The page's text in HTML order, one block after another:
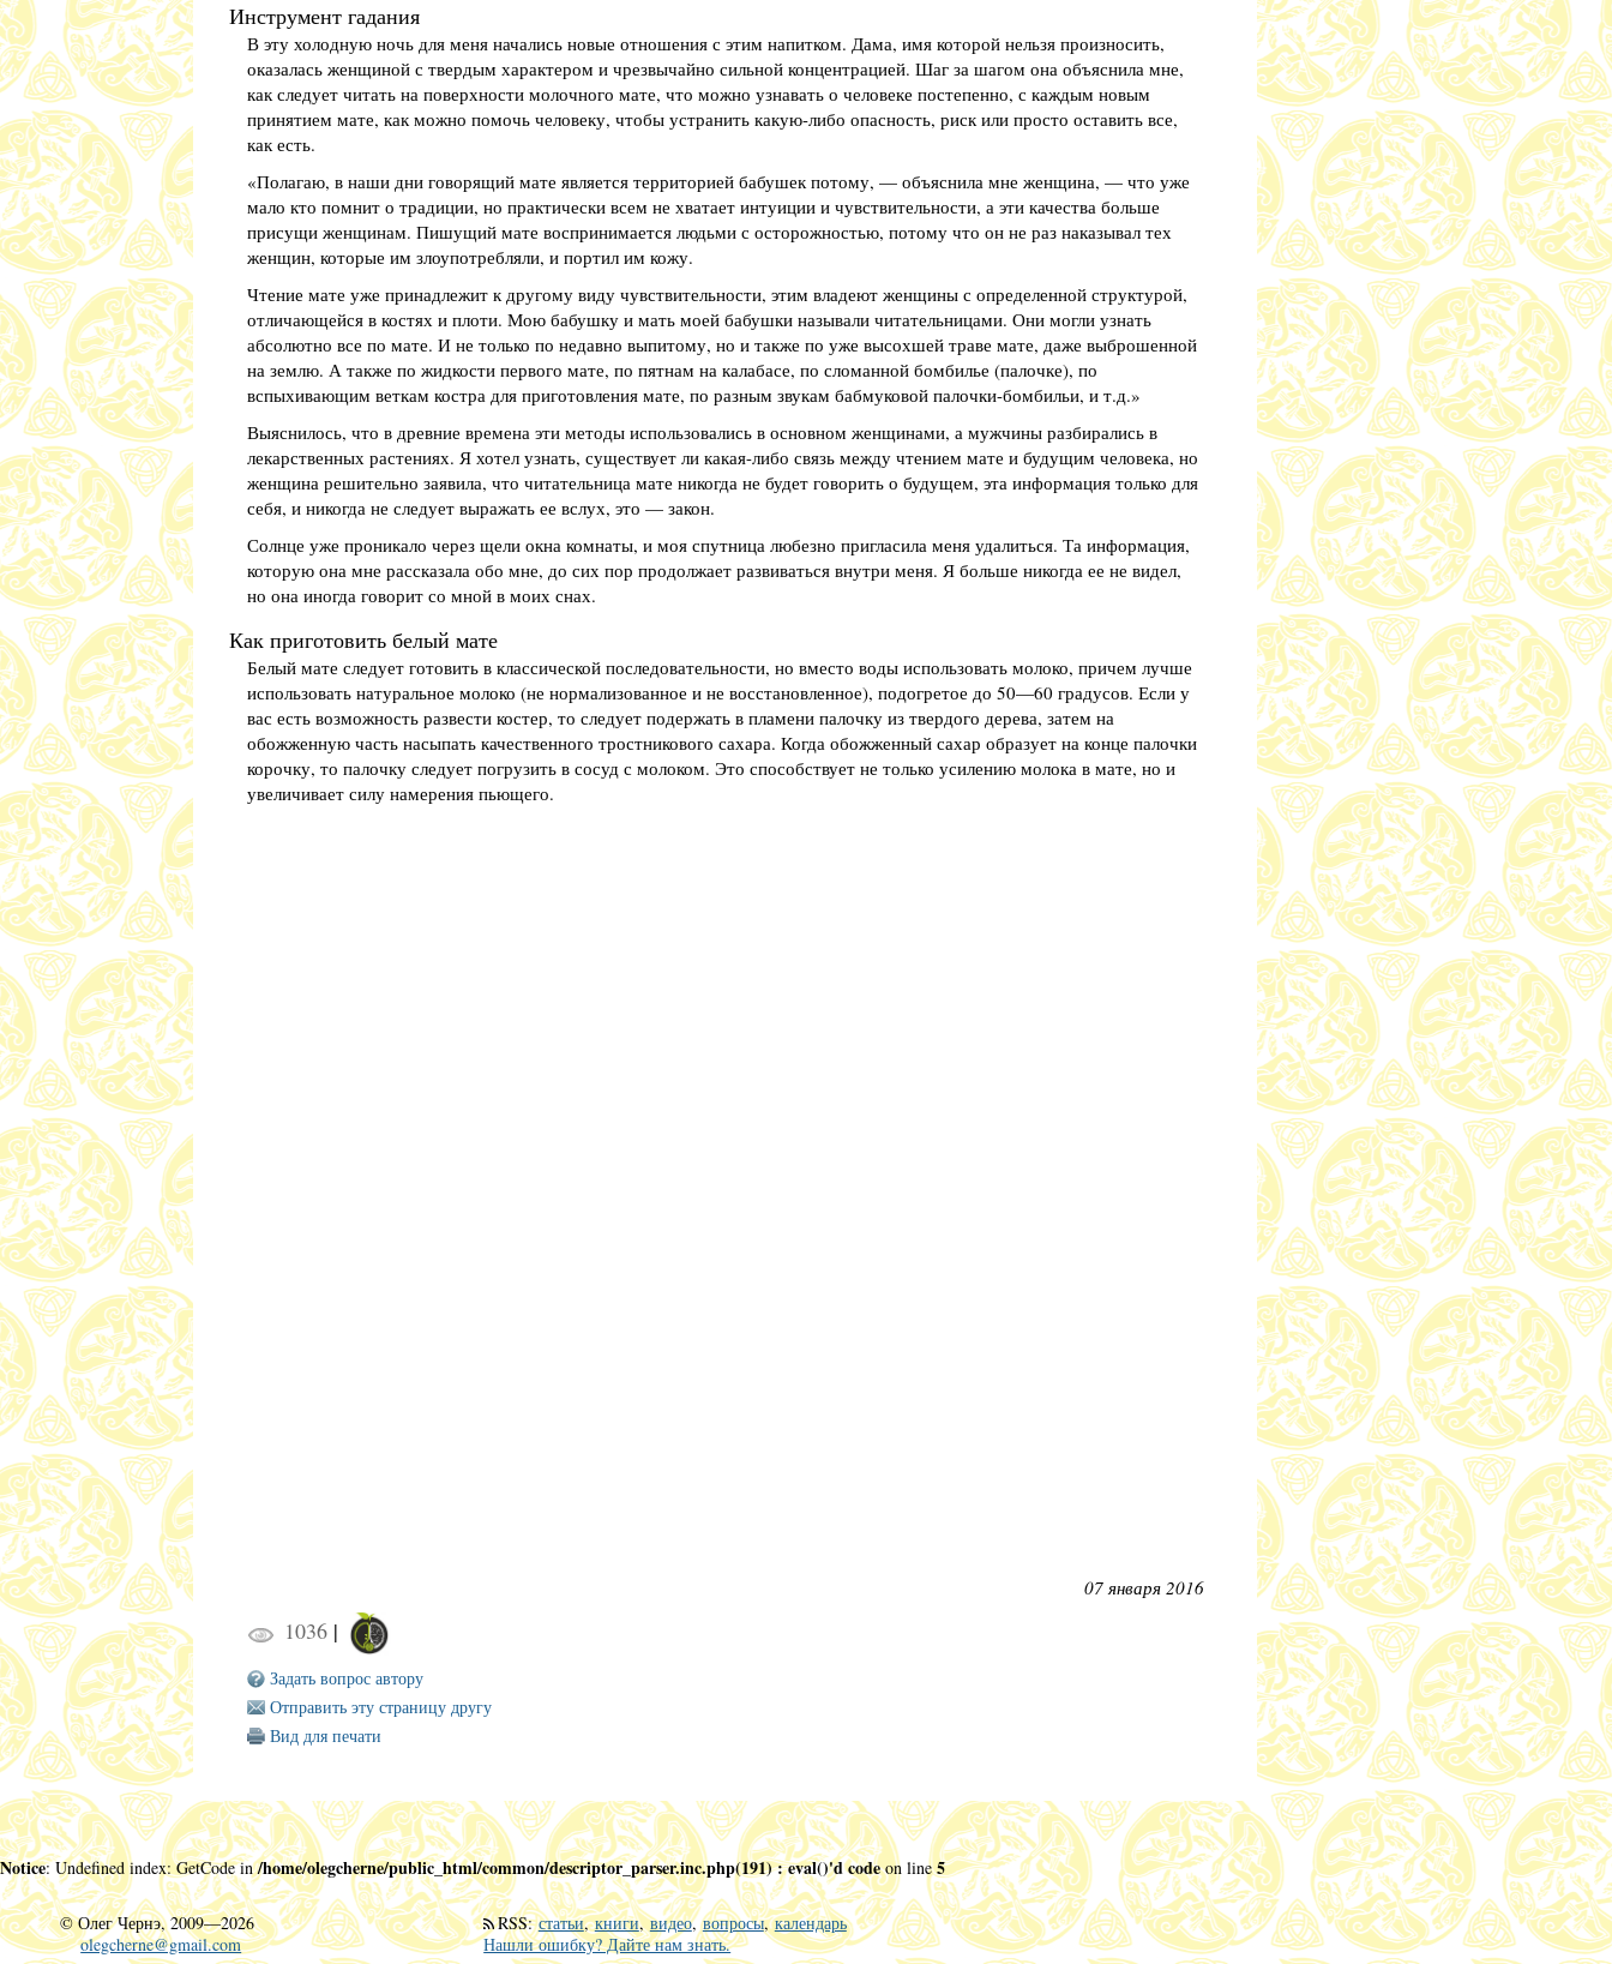
Инструмент гадания
В эту холодную ночь для меня начались новые отношения с этим напитком. Дама, имя которой нельзя произносить,
оказалась женщиной с твердым характером и чрезвычайно сильной концентрацией. Шаг за шагом она объяснила мне,
как следует читать на поверхности молочного мате, что можно узнавать о человеке постепенно, с каждым новым
принятием мате, как можно помочь человеку, чтобы устранить какую-либо опасность, риск или просто оставить все,
как есть.
«Полагаю, в наши дни говорящий мате является территорией бабушек потому, — объяснила мне женщина, — что уже
мало кто помнит о традиции, но практически всем не хватает интуиции и чувствительности, а эти качества больше
присущи женщинам. Пишущий мате воспринимается людьми с осторожностью, потому что он не раз наказывал тех
женщин, которые им злоупотребляли, и портил им кожу.
Чтение мате уже принадлежит к другому виду чувствительности, этим владеют женщины с определенной структурой,
отличающейся в костях и плоти. Мою бабушку и мать моей бабушки называли читательницами. Они могли узнать
абсолютно все по мате. И не только по недавно выпитому, но и также по уже высохшей траве мате, даже выброшенной
на землю. А также по жидкости первого мате, по пятнам на калабасе, по сломанной бомбилье (палочке), по
вспыхивающим веткам костра для приготовления мате, по разным звукам бабмуковой палочки-бомбильи, и т.д.»
Выяснилось, что в древние времена эти методы использовались в основном женщинами, а мужчины разбирались в
лекарственных растениях. Я хотел узнать, существует ли какая-либо связь между чтением мате и будущим человека, но
женщина решительно заявила, что читательница мате никогда не будет говорить о будущем, эта информация только для
себя, и никогда не следует выражать ее вслух, это — закон.
Солнце уже проникало через щели окна комнаты, и моя спутница любезно пригласила меня удалиться. Та информация,
которую она мне рассказала обо мне, до сих пор продолжает развиваться внутри меня. Я больше никогда ее не видел,
но она иногда говорит со мной в моих снах.
Как приготовить белый мате
Белый мате следует готовить в классической последовательности, но вместо воды использовать молоко, причем лучше
использовать натуральное молоко (не нормализованное и не восстановленное), подогретое до 50—60 градусов. Если у
вас есть возможность развести костер, то следует подержать в пламени палочку из твердого дерева, затем на
обожженную часть насыпать качественного тростникового сахара. Когда обожженный сахар образует на конце палочки
корочку, то палочку следует погрузить в сосуд с молоком. Это способствует не только усилению молока в мате, но и
увеличивает силу намерения пьющего.
07 января 2016
1036 |
Задать вопрос автору
Отправить эту страницу другу
Вид для печати
Notice: Undefined index: GetCode in/home/olegcherne/public_html/common/descriptor_parser.inc.php(191) : eval()'d codeon line5
©Олег Чернэ, 2009—2026
olegcherne@gmail.com
RSS:статьи,книги,видео,вопросы,календарь
Нашли ошибку? Дайте нам знать.